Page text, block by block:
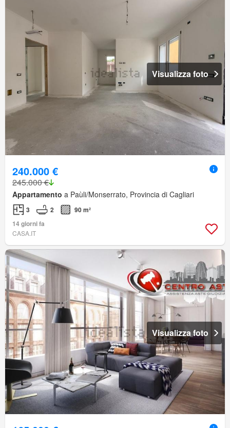
Visualizza foto
240.000 €
245.000 €
Appartamento a Paùli/Monserrato, Provincia di Cagliari
3 2
90 m²
14 giorni fa
CASA.IT
Visualizza foto